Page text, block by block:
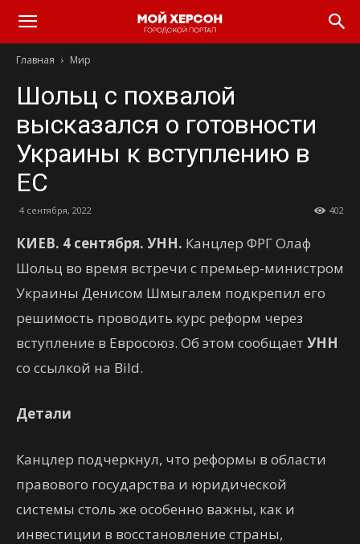
Главная Мир
Шольц с похвалой
высказался о готовности
Украины к вступлению в
ЕС
4 сентября, 2022 402
КИЕВ. 4 сентября. УНН. Канцлер ФРГ Олаф
Шольц во время встречи с премьер-министром
Украины Денисом Шмыгалем подкрепил его
решимость проводить курс реформ через
вступление в Евросоюз. Об этом сообщает УНН
со ссылкой на Bild.
Детали
Канцлер подчеркнул, что реформы в области
правового государства и юридической
системы столь же особенно важны, как и
инвестиции в восстановление страны,